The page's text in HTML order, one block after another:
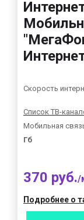
Скорость
Список ТВ-
Мобильная
Гб
370 руб./
Подробнее о